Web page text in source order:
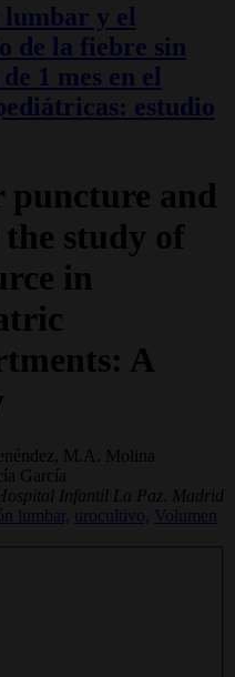
y el
de la fiebre sin
1 mes en el
estudio
and
study of
in
A
M.A. Molina
García
Infantil La Paz. Madrid
lumbar, urocultivo,
Volumen